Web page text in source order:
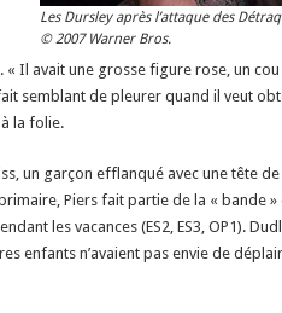
Les Dursley après l’attaque des
© 2007 Warner Bros.
« Il avait une grosse figure rose, un
semblant de pleurer quand il veut
la folie.
un garçon efflanqué avec une tête
Piers fait partie de la « bande
les vacances (ES2, ES3, OP1).
enfants n’avaient pas envie de